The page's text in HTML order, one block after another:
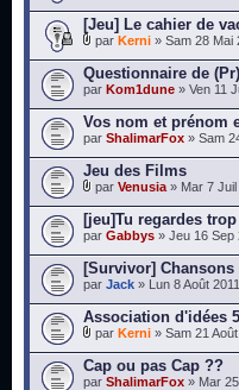
[Jeu] Le cahier de
par Kerni » Sam 28 Mai
Questionnaire de
par Kom1dune » Ven 11
Vos nom et prénom
par ShalimarFox » Sam
Jeu des Films
par Venusia » Mar 7 Juil
[jeu]Tu regardes
par Gabbys » Jeu 16 Sep
[Survivor]
par Jack » Lun 8 Août
Association d'idées 5
par Kerni » Sam 21
Cap ou pas Cap ??
par ShalimarFox » Mar